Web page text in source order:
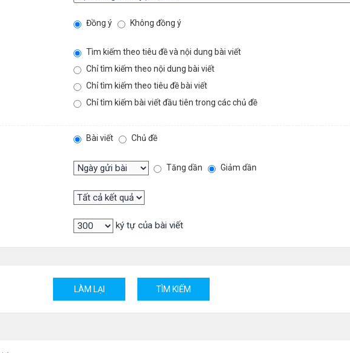
Đồng ý Không đồng ý
Tìm kiếm theo tiêu đề và nội dung bài viết
Chỉ tìm kiếm theo nội dung bài viết
Chỉ tìm kiếm theo tiêu đề bài viết
Chỉ tìm kiếm bài viết đầu tiên trong các chủ đề
Bài viết Chủ đề
Tăng dần Giảm dần
ký tự của bài viết